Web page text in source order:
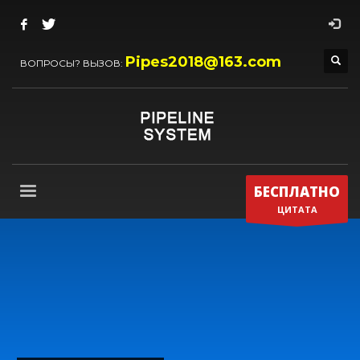
ВОПРОСЫ? ВЫЗОВ: Pipes2018@163.com
БЕСПЛАТНО
ЦИТАТА